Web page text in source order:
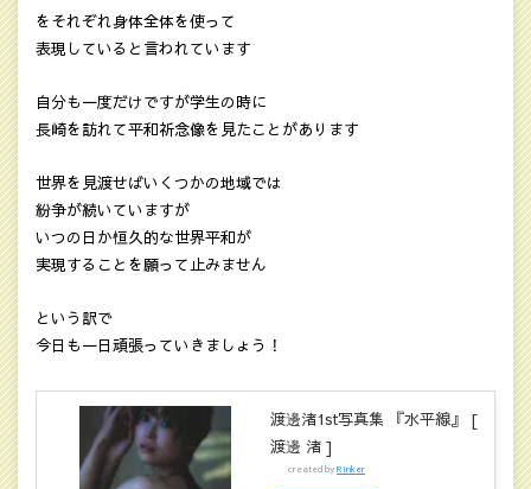
をそれぞれ身体全体を使って
表現していると言われています
自分も一度だけですが学生の時に
長崎を訪れて平和祈念像を見たことがあります
世界を見渡せばいくつかの地域では
紛争が続いていますが
いつの日か恒久的な世界平和が
実現することを願って止みません
という訳で
今日も一日頑張っていきましょう！
渡邊渚1st写真集 『水平線』 [
渡邊 渚 ]
created byRinker